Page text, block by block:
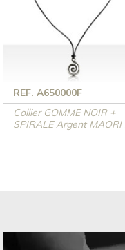
REF. A650000F
Collier GOMME NOIR +
SPIRALE Argent MAORI